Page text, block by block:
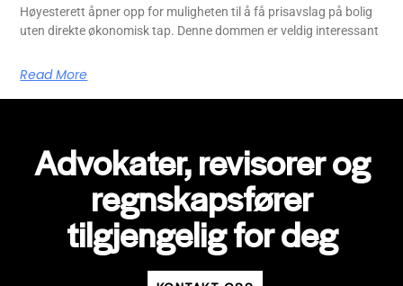
Høyesterett åpner opp for muligheten til å få prisavslag på bolig
uten direkte økonomisk tap. Denne dommen er veldig interessant
Read More
Advokater, revisorer og
regnskapsfører
tilgjengelig for deg